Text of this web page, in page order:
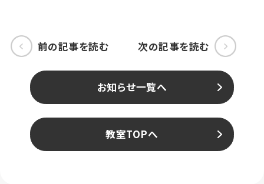
前の記事を読む 次の記事を読む
お知らせ一覧へ
教室TOPへ